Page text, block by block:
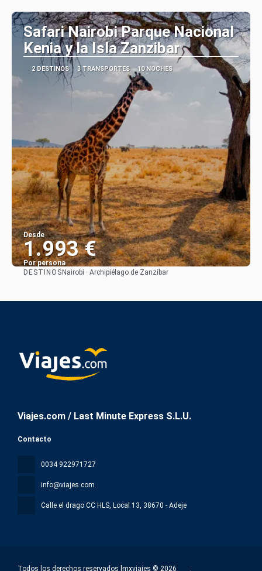
Safari Nairobi Parque Nacional
Kenia y la Isla Zanzibar
2 DESTINOS 3 TRANSPORTES 10 NOCHES
Desde
1.993 €
Por persona
DESTINOS Nairobi · Archipiélago de Zanzíbar
Viajes.com / Last Minute Express S.L.U.
Contacto
0034 922971727
info@viajes.com
Calle el drago CC HLS, Local 13, 38670 - Adeje
Todos los derechos reservados lmxviajes © 2026 .